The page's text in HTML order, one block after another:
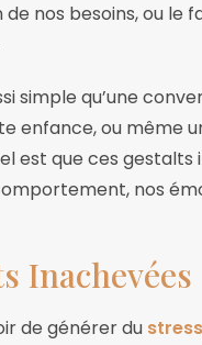
nos besoins, ou le
simple qu’une
enfance, ou même
est que ces
nos
Inachevées
de générer du